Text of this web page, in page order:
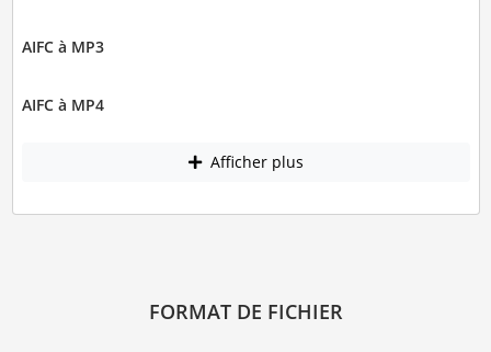
AIFC à MP3
AIFC à MP4
Afficher plus
FORMAT DE FICHIER